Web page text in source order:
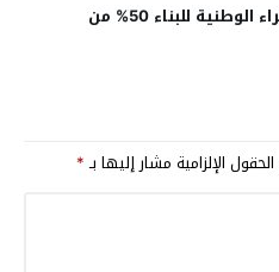
إجراءات كورونا.. سبب تاخير شراء الوطنية للبناء 50% من
الحقول الإلزامية مشار إليها بـ*